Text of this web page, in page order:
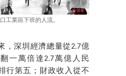
工業區下班的人流。
，深圳經濟總量從2.7億
一萬倍達2.7萬億人民
行第五；財政收入從不